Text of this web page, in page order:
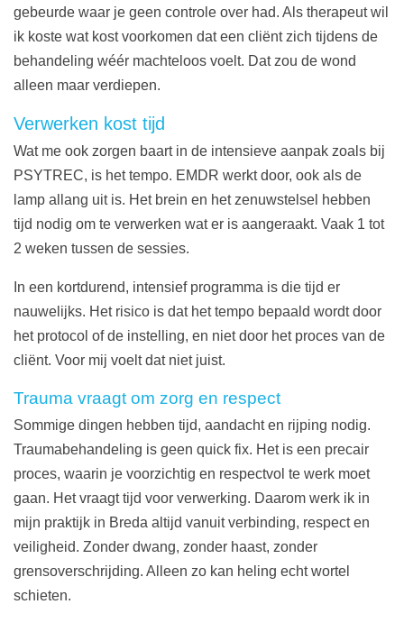
gebeurde waar je geen controle over had. Als therapeut wil
ik koste wat kost voorkomen dat een cliënt zich tijdens de
behandeling wéér machteloos voelt. Dat zou de wond
alleen maar verdiepen.
Verwerken kost tijd
Wat me ook zorgen baart in de intensieve aanpak zoals bij
PSYTREC, is het tempo. EMDR werkt door, ook als de
lamp allang uit is. Het brein en het zenuwstelsel hebben
tijd nodig om te verwerken wat er is aangeraakt. Vaak 1 tot
2 weken tussen de sessies.
In een kortdurend, intensief programma is die tijd er
nauwelijks. Het risico is dat het tempo bepaald wordt door
het protocol of de instelling, en niet door het proces van de
cliënt. Voor mij voelt dat niet juist.
Trauma vraagt om zorg en respect
Sommige dingen hebben tijd, aandacht en rijping nodig.
Traumabehandeling is geen quick fix. Het is een precair
proces, waarin je voorzichtig en respectvol te werk moet
gaan. Het vraagt tijd voor verwerking. Daarom werk ik in
mijn praktijk in Breda altijd vanuit verbinding, respect en
veiligheid. Zonder dwang, zonder haast, zonder
grensoverschrijding. Alleen zo kan heling echt wortel
schieten.